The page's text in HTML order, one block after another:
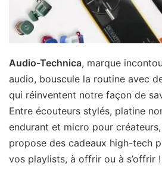
Audio-Technica, marque
audio, bouscule la routine avec
qui réinventent notre façon de
Entre écouteurs stylés, platine
endurant et micro pour
propose des cadeaux high-tech
vos playlists, à offrir ou à s’offrir !